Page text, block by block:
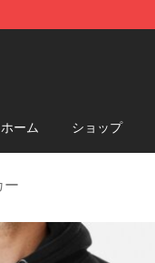
Store
ホーム ショップ
ー